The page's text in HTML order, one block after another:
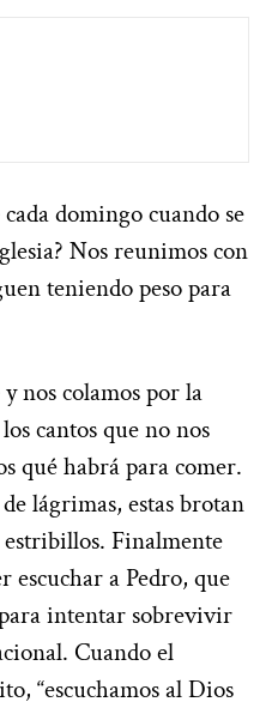
domingo cuando se
Nos reunimos con
teniendo peso para
nos colamos por la
cantos que no nos
qué habrá para comer.
lágrimas, estas brotan
estribillos. Finalmente
escuchar a Pedro, que
intentar sobrevivir
Cuando el
“escuchamos al Dios